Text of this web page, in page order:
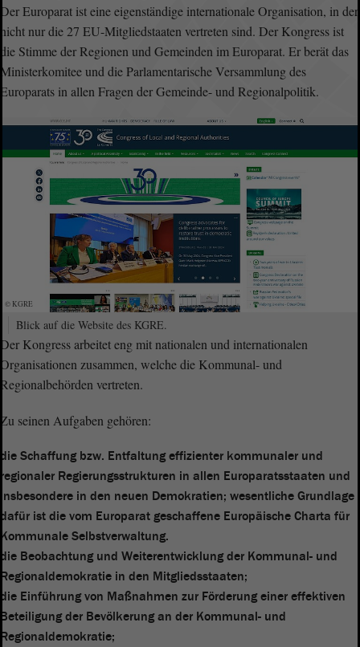
Der Europarat ist eine eigenständige internationale Organisation, in der
nicht nur die 27 EU-Mitgliedstaaten vertreten sind. Der Kongress ist
die Stimme der Regionen und Gemeinden im Europarat. Er berät das
Ministerkomitee und die Parlamentarische Versammlung des
Europarats in allen Fragen der Gemeinde- und Regionalpolitik.
© KGRE
Blick auf die Website des KGRE.
Der Kongress arbeitet eng mit nationalen und internationalen
Organisationen zusammen, welche die Kommunal- und
Regionalbehörden vertreten.
Zu seinen Aufgaben gehören:
die Schaffung bzw. Entfaltung effizienter kommunaler und
regionaler Regierungsstrukturen in allen Europaratsstaaten und
insbesondere in den neuen Demokratien; wesentliche Grundlage
dafür ist die vom Europarat geschaffene Europäische Charta für
Kommunale Selbstverwaltung.
die Beobachtung und Weiterentwicklung der Kommunal- und
Regionaldemokratie in den Mitgliedsstaaten;
die Einführung von Maßnahmen zur Förderung einer effektiven
Beteiligung der Bevölkerung an der Kommunal- und
Regionaldemokratie;